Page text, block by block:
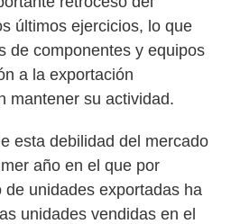
últimos ejercicios, lo que
de componentes y equipos
a la exportación
mantener su actividad.
esta debilidad del mercado
año en el que por
unidades exportadas ha
unidades vendidas en el